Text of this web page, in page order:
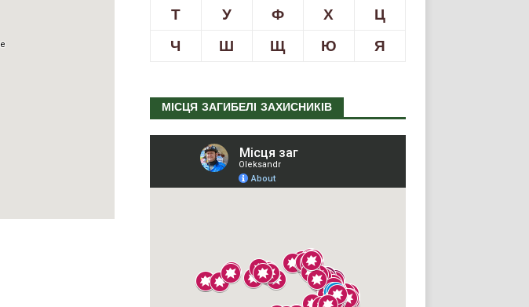
Т
У Ф Х
Ц
Ч
Ш Щ Ю Я
МІСЦЯ ЗАГИБЕЛІ ЗАХИСНИКІВ